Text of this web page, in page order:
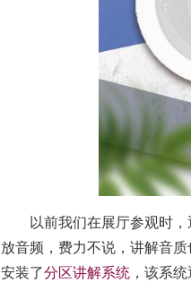
以前我们在展厅参观时
放音频，费力不说，讲解音
安装了分区讲解系统 ，该系